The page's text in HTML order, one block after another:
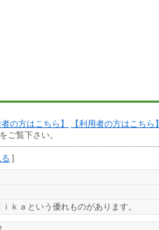
の方はこちら】
【利用者の方はこちら】
をご覧下さい。
]
ｋａという優れものがあります。